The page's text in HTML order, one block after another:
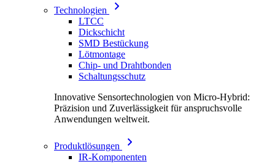
Technologien
LTCC
Dickschicht
SMD Bestückung
Lötmontage
Chip- und Drahtbonden
Schaltungsschutz
Innovative Sensortechnologien von Micro-Hybrid:
Präzision und Zuverlässigkeit für anspruchsvolle
Anwendungen weltweit.
Produktlösungen
IR-Komponenten